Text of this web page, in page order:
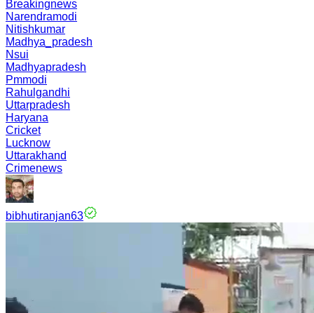
Breakingnews
Narendramodi
Nitishkumar
Madhya_pradesh
Nsui
Madhyapradesh
Pmmodi
Rahulgandhi
Uttarpradesh
Haryana
Cricket
Lucknow
Uttarakhand
Crimenews
bibhutiranjan63